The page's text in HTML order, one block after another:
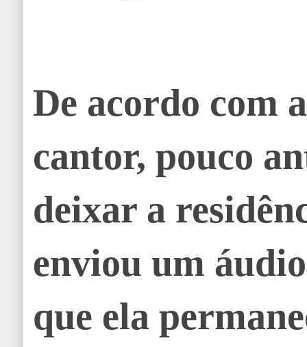
De acordo com
cantor, pouco
deixar a
enviou um
que ela